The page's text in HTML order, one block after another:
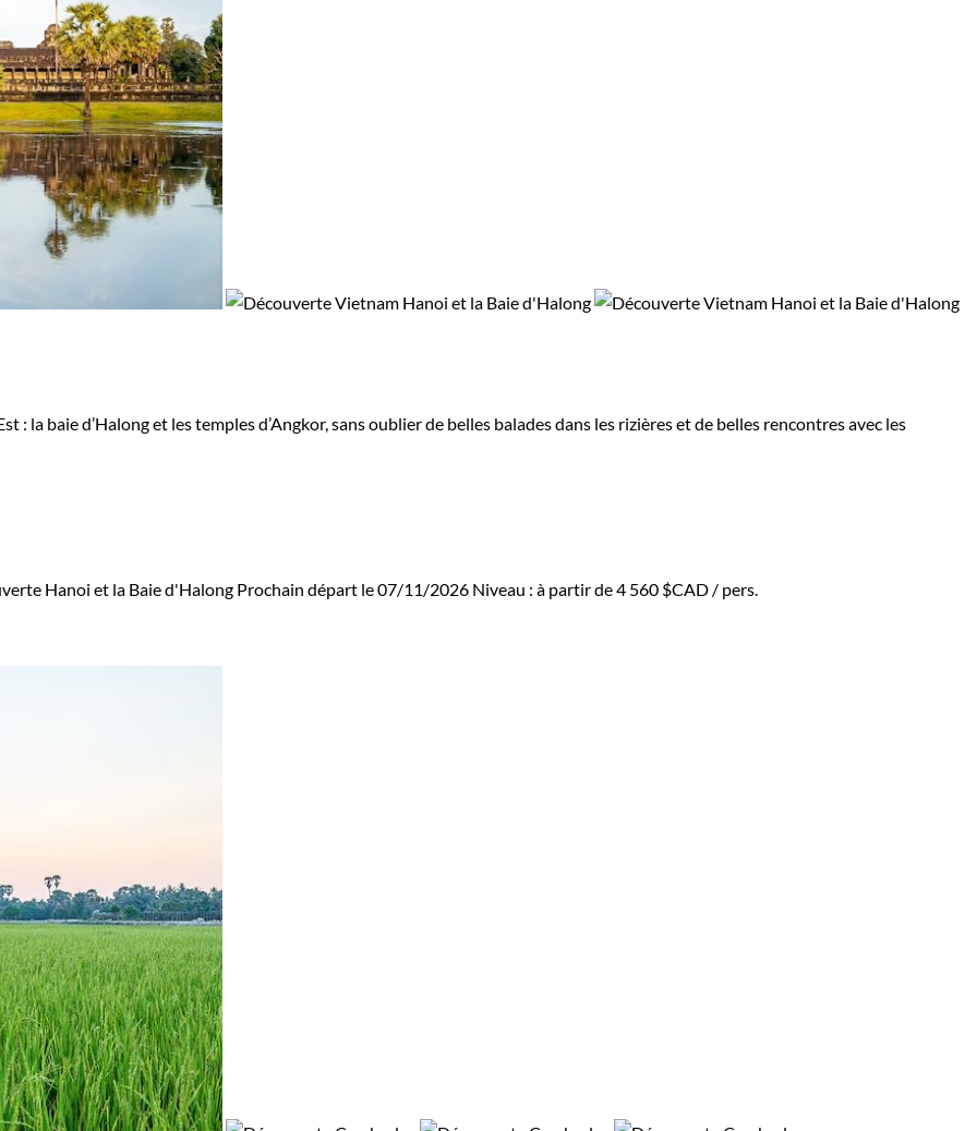
: la baie d’Halong et les temples d’Angkor, sans oublier de belles balades dans les rizières et de belles rencontres avec les
Hanoi et la Baie d'Halong Prochain départ le 07/11/2026 Niveau : à partir de4 560 $CAD / pers.